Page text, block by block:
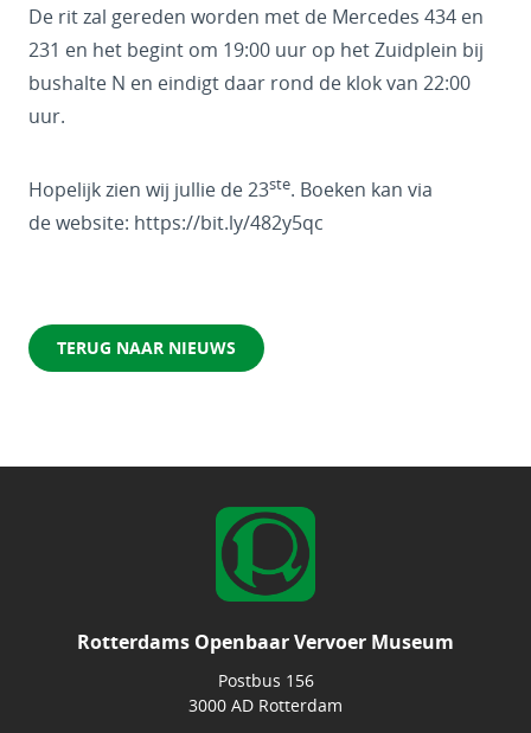
De rit zal gereden worden met de Mercedes 434 en
231 en het begint om 19:00 uur op het Zuidplein bij
bushalte N en eindigt daar rond de klok van 22:00
uur.
Hopelijk zien wij jullie de 23ste. Boeken kan via
de website: https://bit.ly/482y5qc
TERUG NAAR NIEUWS
Rotterdams Openbaar Vervoer Museum
Postbus 156
3000 AD Rotterdam